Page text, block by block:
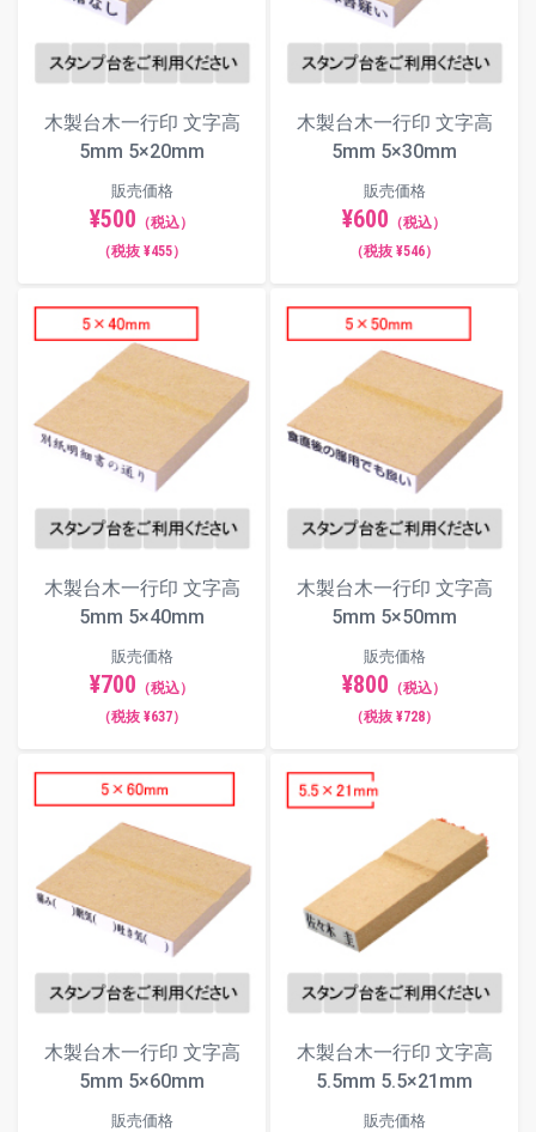
木製台木一行印 文字高
5mm 5×20mm
販売価格
¥500 （税込）
（税抜 ¥455）
木製台木一行印 文字高
5mm 5×30mm
販売価格
¥600 （税込）
（税抜 ¥546）
木製台木一行印 文字高
5mm 5×40mm
販売価格
¥700 （税込）
（税抜 ¥637）
木製台木一行印 文字高
5mm 5×50mm
販売価格
¥800 （税込）
（税抜 ¥728）
木製台木一行印 文字高
5mm 5×60mm
販売価格
木製台木一行印 文字高
5.5mm 5.5×21mm
販売価格